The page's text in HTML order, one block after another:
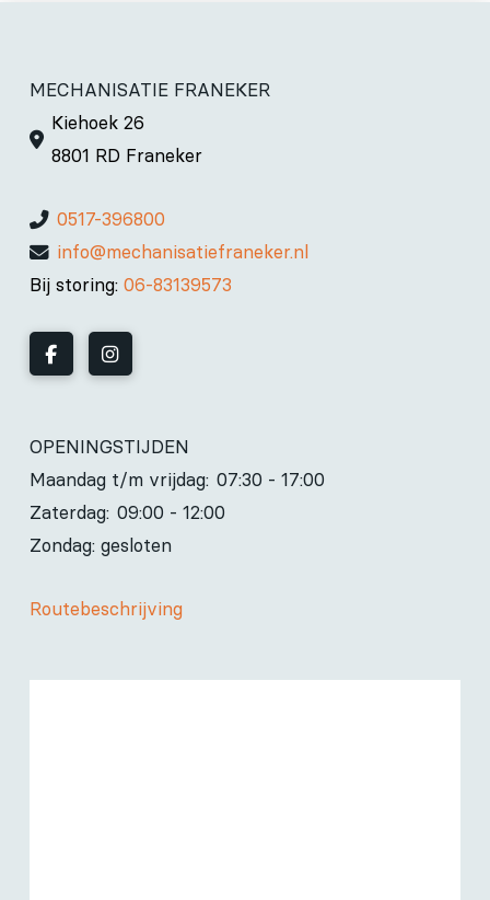
MECHANISATIE FRANEKER
Kiehoek 26
8801 RD Franeker
0517-396800
info@mechanisatiefraneker.nl
Bij storing: 06-83139573
OPENINGSTIJDEN
Maandag t/m vrijdag: 07:30 - 17:00
Zaterdag: 09:00 - 12:00
Zondag: gesloten
Routebeschrijving